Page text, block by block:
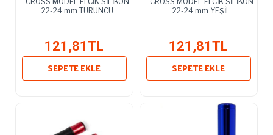
22-24 mm TURUNCU
121,81TL
SEPETE EKLE
22-24 mm YEŞİL
121,81TL
SEPETE EKLE